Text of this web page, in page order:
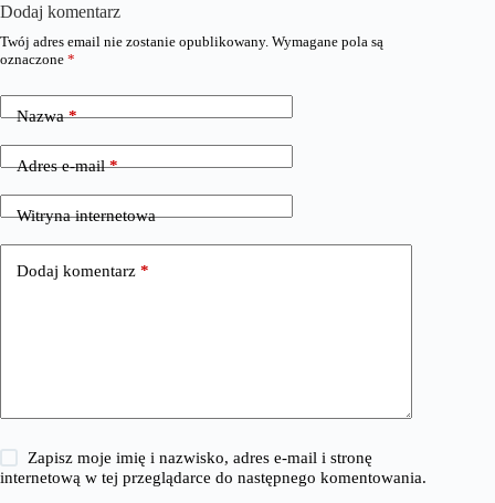
Dodaj komentarz
Twój adres email nie zostanie opublikowany. Wymagane pola są
oznaczone *
Nazwa*
Adres e-mail*
Witryna internetowa
Dodaj komentarz *
Zapisz moje imię i nazwisko, adres e-mail i stronę
internetową w tej przeglądarce do następnego komentowania.